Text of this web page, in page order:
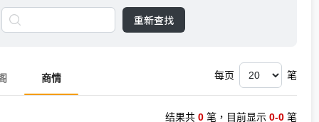
重新查找
商情 每页 笔
结果共 0 笔，目前显示 0-0 笔